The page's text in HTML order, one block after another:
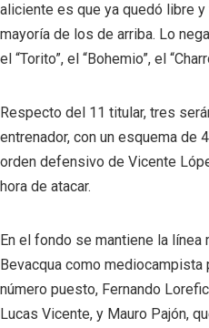
aliciente es que ya quedó libre
mayoría de los de arriba. Lo
el “Torito”, el “Bohemio”, el
Respecto del 11 titular, tres
entrenador, con un esquema de
orden defensivo de Vicente
hora de atacar.
En el fondo se mantiene la línea
Bevacqua como
número puesto, Fernando
Lucas Vicente, y Mauro Pajón,